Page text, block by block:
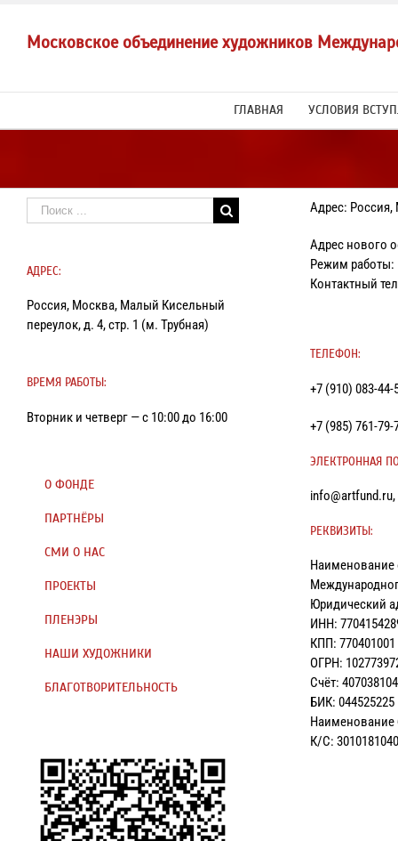
contentМосковское объединение художников
ГЛАВНАЯ УСЛОВИЯ
Адрес: Россия,
Адрес нового
Режим работы:
Контактный
ТЕЛЕФОН:
+7 (910) 083-
+7 (985) 761-
ЭЛЕКТРОННАЯ
РЕКВИЗИТЫ:
Наименование
Юридический
ИНН:
КПП: 770401001
ОГРН:
Счёт:
БИК: 044525225
К/С:
Результат
поиска:
АДРЕС:
Россия, Москва, Малый Кисельный
переулок, д. 4, стр. 1 (м. Трубная)
ВРЕМЯ РАБОТЫ:
Вторник и четверг — с 10:00 до 16:00
О ФОНДЕ
ПАРТНЁРЫ
СМИ О НАС
ПРОЕКТЫ
ПЛЕНЭРЫ
НАШИ ХУДОЖНИКИ
БЛАГОТВОРИТЕЛЬНОСТЬ